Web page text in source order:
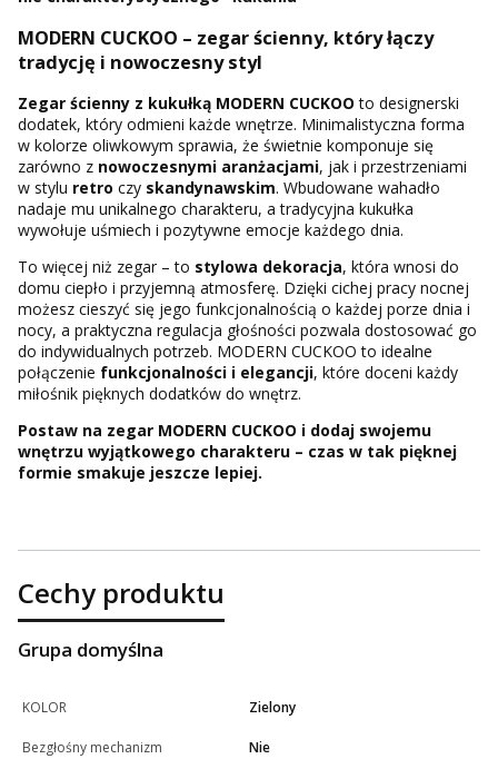
MODERN CUCKOO – zegar ścienny, który łączy
tradycję i nowoczesny styl
Zegar ścienny z kukułką MODERN CUCKOO to designerski
dodatek, który odmieni każde wnętrze. Minimalistyczna forma
w kolorze oliwkowym sprawia, że świetnie komponuje się
zarówno z nowoczesnymi aranżacjami, jak i przestrzeniami
w stylu retro czy skandynawskim. Wbudowane wahadło
nadaje mu unikalnego charakteru, a tradycyjna kukułka
wywołuje uśmiech i pozytywne emocje każdego dnia.
To więcej niż zegar – to stylowa dekoracja, która wnosi do
domu ciepło i przyjemną atmosferę. Dzięki cichej pracy nocnej
możesz cieszyć się jego funkcjonalnością o każdej porze dnia i
nocy, a praktyczna regulacja głośności pozwala dostosować go
do indywidualnych potrzeb. MODERN CUCKOO to idealne
połączenie funkcjonalności i elegancji, które doceni każdy
miłośnik pięknych dodatków do wnętrz.
Postaw na zegar MODERN CUCKOO i dodaj swojemu
wnętrzu wyjątkowego charakteru – czas w tak pięknej
formie smakuje jeszcze lepiej.
Cechy produktu
Grupa domyślna
KOLOR Zielony
Bezgłośny mechanizm Nie